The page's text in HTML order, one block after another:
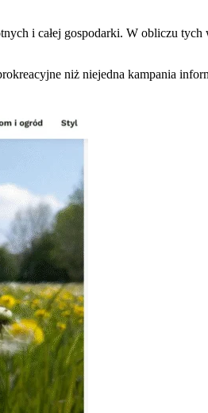
i całej gospodarki. W obliczu
niż niejedna kampania